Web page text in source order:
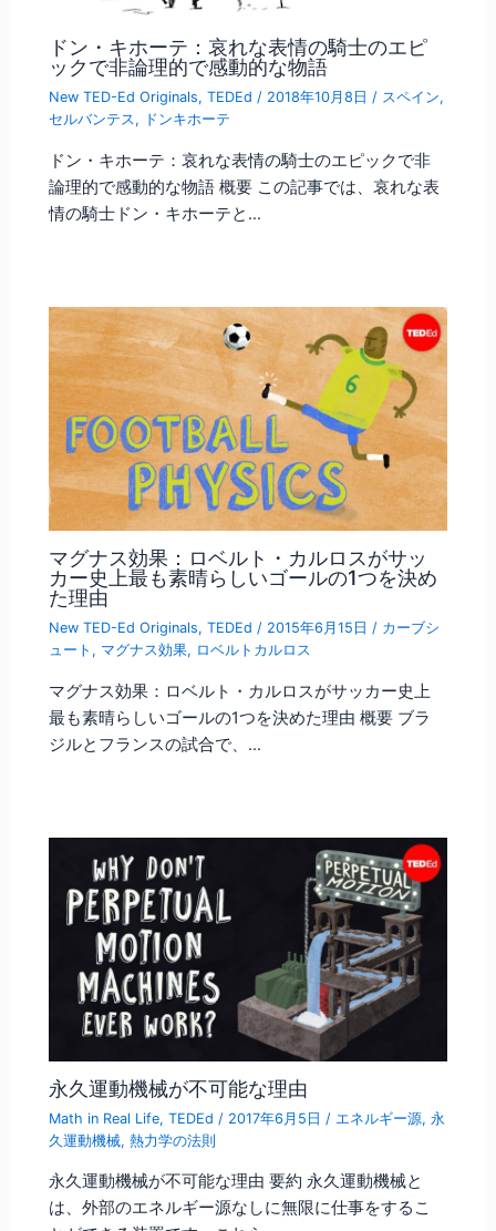
ドン・キホーテ：哀れな表情の騎士のエピ
ックで非論理的で感動的な物語
New TED-Ed Originals,TEDEd / 2018年10月8日/ スペイン,
セルバンテス, ドンキホーテ
ドン・キホーテ：哀れな表情の騎士のエピックで非
論理的で感動的な物語 概要 この記事では、哀れな表
情の騎士ドン・キホーテと…
マグナス効果：ロベルト・カルロスがサッ
カー史上最も素晴らしいゴールの1つを決め
た理由
New TED-Ed Originals,TEDEd / 2015年6月15日 / カーブシ
ュート , マグナス効果, ロベルトカルロス
マグナス効果：ロベルト・カルロスがサッカー史上
最も素晴らしいゴールの1つを決めた理由 概要 ブラ
ジルとフランスの試合で、…
永久運動機械が不可能な理由
Math in Real Life,TEDEd / 2017年6月5日 / エネルギー源,永
久運動機械,熱力学の法則
永久運動機械が不可能な理由 要約 永久運動機械と
は、外部のエネルギー源なしに無限に仕事をするこ